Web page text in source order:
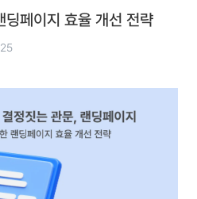
페이지 효율 개선 전략